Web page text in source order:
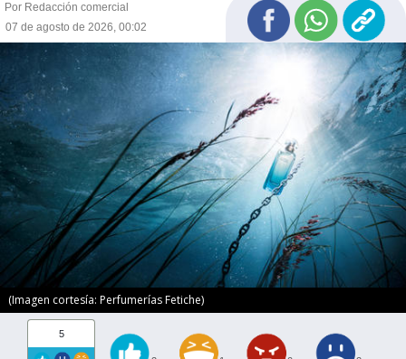
Por Redacción comercial
07 de agosto de 2026, 00:02
(Imagen cortesía: Perfumerías Fetiche)
5